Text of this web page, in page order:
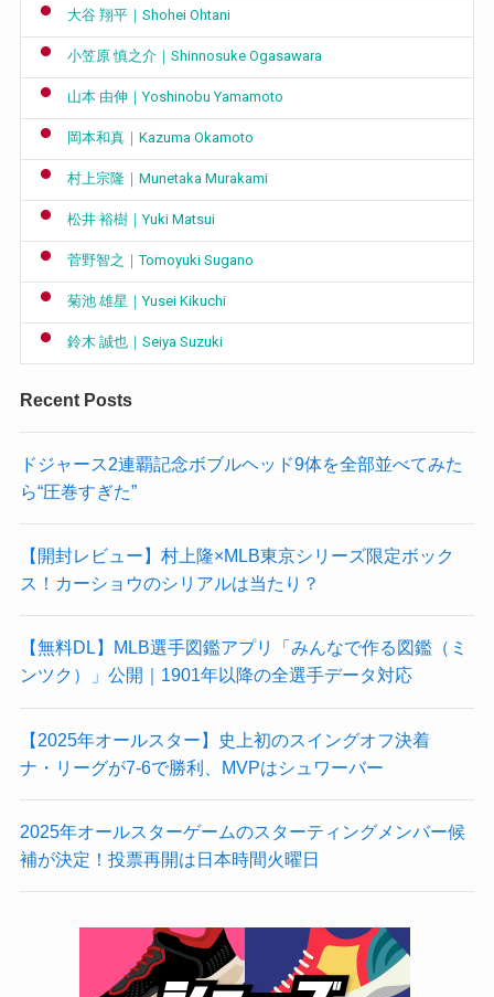
大谷 翔平｜Shohei Ohtani
小笠原 慎之介｜Shinnosuke Ogasawara
山本 由伸｜Yoshinobu Yamamoto
岡本和真｜Kazuma Okamoto
村上宗隆｜Munetaka Murakami
松井 裕樹｜Yuki Matsui
菅野智之｜Tomoyuki Sugano
菊池 雄星｜Yusei Kikuchi
鈴木 誠也｜Seiya Suzuki
Recent Posts
ドジャース2連覇記念ボブルヘッド9体を全部並べてみた
ら“圧巻すぎた”
【開封レビュー】村上隆×MLB東京シリーズ限定ボック
ス！カーショウのシリアルは当たり？
【無料DL】MLB選手図鑑アプリ「みんなで作る図鑑（ミ
ンツク）」公開｜1901年以降の全選手データ対応
【2025年オールスター】史上初のスイングオフ決着
ナ・リーグが7-6で勝利、MVPはシュワーバー
2025年オールスターゲームのスターティングメンバー候
補が決定！投票再開は日本時間火曜日